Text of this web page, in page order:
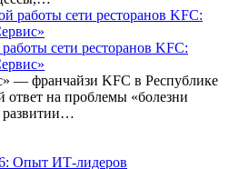
сети ресторанов KFC:
— франчайзи KFC в Республике
на проблемы «болезни
развитии…